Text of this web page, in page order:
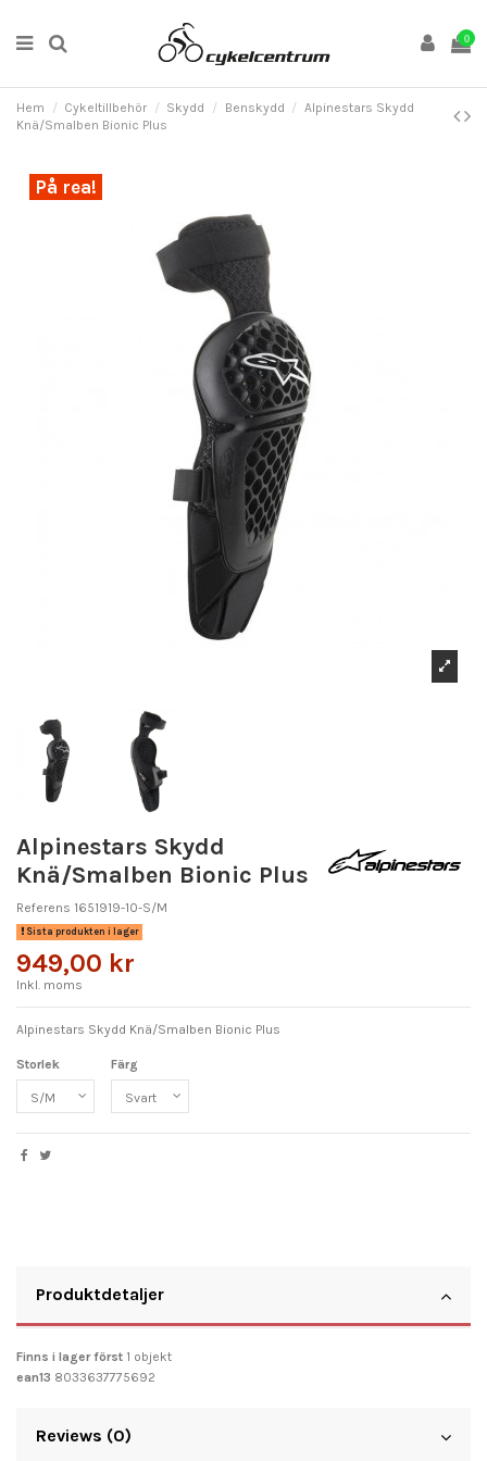
0
Hem Cykeltillbehör Skydd Benskydd
Alpinestars Skydd
Knä/Smalben Bionic Plus
På rea!
Alpinestars Skydd
Knä/Smalben Bionic Plus
Referens 1651919-10-S/M
Sista produkten i lager
949,00 kr
Inkl. moms
Alpinestars Skydd Knä/Smalben Bionic Plus
Storlek Färg
Produktdetaljer
Finns i lager först 1 objekt
ean13 8033637775692
Reviews (0)